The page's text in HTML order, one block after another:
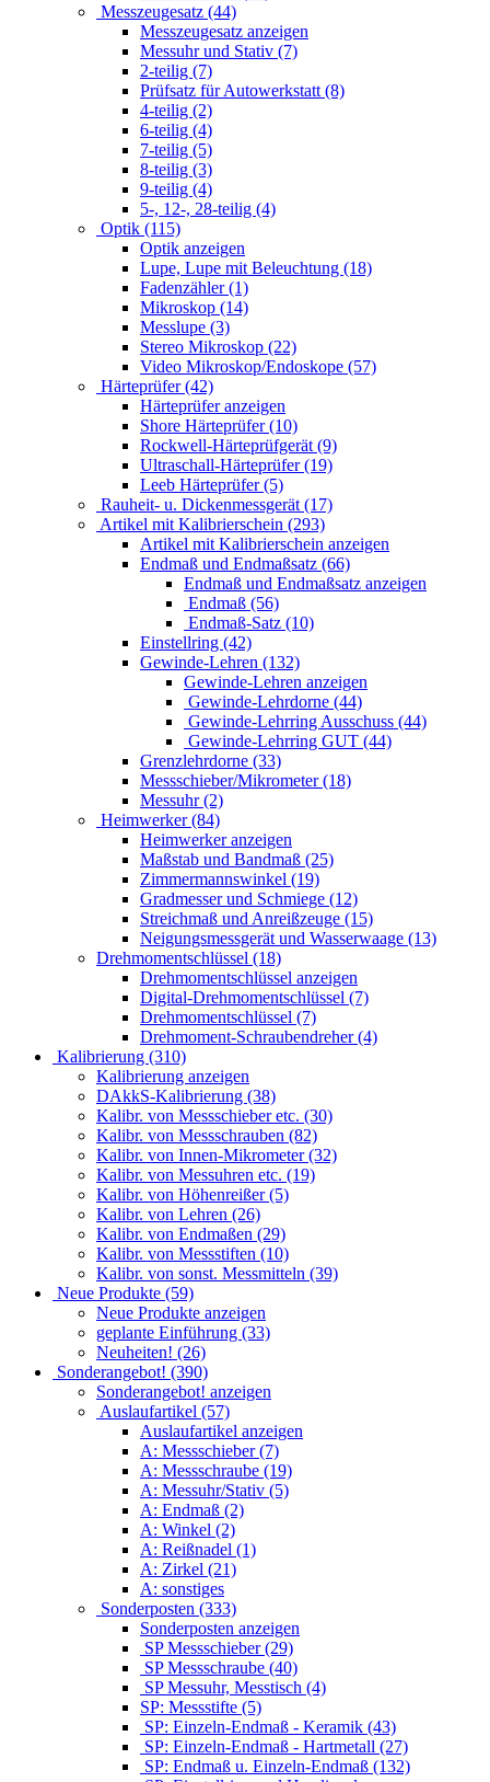
Messzeugesatz (44)
Messzeugesatz anzeigen
Messuhr und Stativ (7)
2-teilig (7)
Prüfsatz für Autowerkstatt (8)
4-teilig (2)
6-teilig (4)
7-teilig (5)
8-teilig (3)
9-teilig (4)
5-, 12-, 28-teilig (4)
Optik (115)
Optik anzeigen
Lupe, Lupe mit Beleuchtung (18)
Fadenzähler (1)
Mikroskop (14)
Messlupe (3)
Stereo Mikroskop (22)
Video Mikroskop/Endoskope (57)
Härteprüfer (42)
Härteprüfer anzeigen
Shore Härteprüfer (10)
Rockwell-Härteprüfgerät (9)
Ultraschall-Härteprüfer (19)
Leeb Härteprüfer (5)
Rauheit- u. Dickenmessgerät (17)
Artikel mit Kalibrierschein (293)
Artikel mit Kalibrierschein anzeigen
Endmaß und Endmaßsatz (66)
Endmaß und Endmaßsatz anzeigen
Endmaß (56)
Endmaß-Satz (10)
Einstellring (42)
Gewinde-Lehren (132)
Gewinde-Lehren anzeigen
Gewinde-Lehrdorne (44)
Gewinde-Lehrring Ausschuss (44)
Gewinde-Lehrring GUT (44)
Grenzlehrdorne (33)
Messschieber/Mikrometer (18)
Messuhr (2)
Heimwerker (84)
Heimwerker anzeigen
Maßstab und Bandmaß (25)
Zimmermannswinkel (19)
Gradmesser und Schmiege (12)
Streichmaß und Anreißzeuge (15)
Neigungsmessgerät und Wasserwaage (13)
Drehmomentschlüssel (18)
Drehmomentschlüssel anzeigen
Digital-Drehmomentschlüssel (7)
Drehmomentschlüssel (7)
Drehmoment-Schraubendreher (4)
Kalibrierung (310)
Kalibrierung anzeigen
DAkkS-Kalibrierung (38)
Kalibr. von Messschieber etc. (30)
Kalibr. von Messschrauben (82)
Kalibr. von Innen-Mikrometer (32)
Kalibr. von Messuhren etc. (19)
Kalibr. von Höhenreißer (5)
Kalibr. von Lehren (26)
Kalibr. von Endmaßen (29)
Kalibr. von Messstiften (10)
Kalibr. von sonst. Messmitteln (39)
Neue Produkte (59)
Neue Produkte anzeigen
geplante Einführung (33)
Neuheiten! (26)
Sonderangebot! (390)
Sonderangebot! anzeigen
Auslaufartikel (57)
Auslaufartikel anzeigen
A: Messschieber (7)
A: Messschraube (19)
A: Messuhr/Stativ (5)
A: Endmaß (2)
A: Winkel (2)
A: Reißnadel (1)
A: Zirkel (21)
A: sonstiges
Sonderposten (333)
Sonderposten anzeigen
SP Messschieber (29)
SP Messschraube (40)
SP Messuhr, Messtisch (4)
SP: Messstifte (5)
SP: Einzeln-Endmaß - Keramik (43)
SP: Einzeln-Endmaß - Hartmetall (27)
SP: Endmaß u. Einzeln-Endmaß (132)